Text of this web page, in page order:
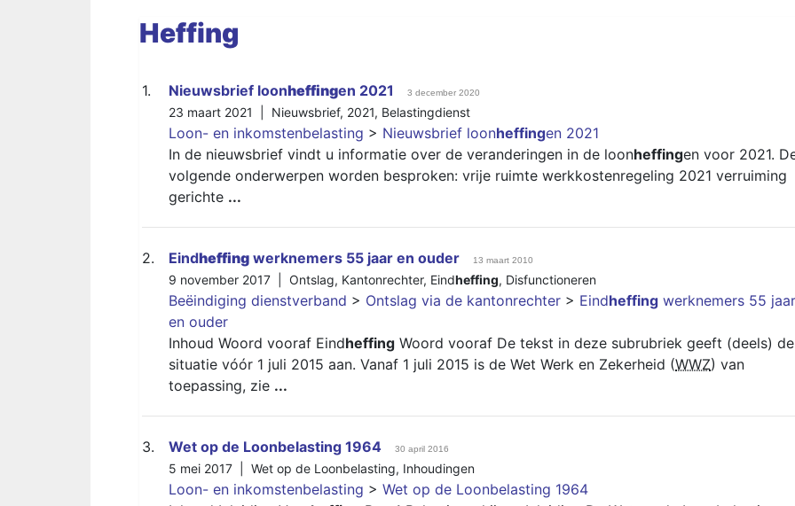
Heffing
1. Nieuwsbrief loonheffingen 2021 3 december 2020
23 maart 2021 | Nieuwsbrief, 2021, Belastingdienst
Loon- en inkomstenbelasting > Nieuwsbrief loonheffingen 2021
In de nieuwsbrief vindt u informatie over de veranderingen in de loonheffingen voor 2021.
volgende onderwerpen worden besproken: vrije ruimte werkkostenregeling 2021 verruiming
gerichte ...
2. Eindheffing werknemers 55 jaar en ouder 13 maart 2010
9 november 2017 | Ontslag, Kantonrechter, Eindheffing, Disfunctioneren
Beëindiging dienstverband > Ontslag via de kantonrechter > Eindheffing werknemers 55 jaar
en ouder
Inhoud Woord vooraf Eindheffing Woord vooraf De tekst in deze subrubriek geeft (deels) de
situatie vóór 1 juli 2015 aan. Vanaf 1 juli 2015 is de Wet Werk en Zekerheid (WWZ) van
toepassing, zie ...
3. Wet op de Loonbelasting 1964 30 april 2016
5 mei 2017 | Wet op de Loonbelasting, Inhoudingen
Loon- en inkomstenbelasting > Wet op de Loonbelasting 1964